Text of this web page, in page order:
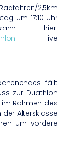
2,5km
um 17:10 Uhr
hier:
live
fällt
zur Duathlon
Rahmen des
der Altersklasse
um vordere